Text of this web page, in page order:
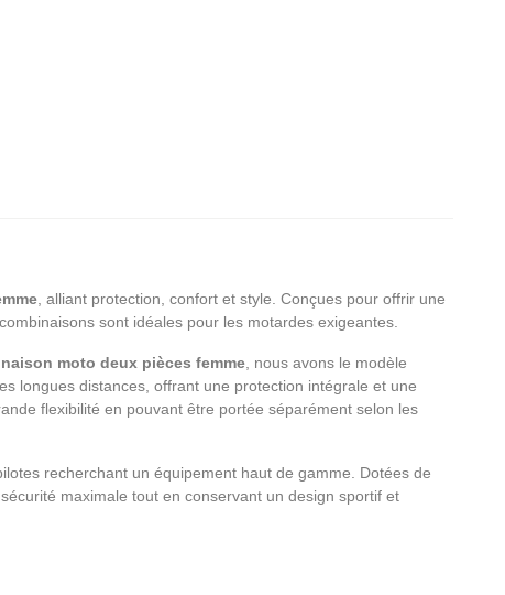
Lire l'article
Découvrez comment...
, alliant protection, confort et style. Conçues pour offrir une
sont idéales pour les motardes exigeantes.
moto deux pièces femme, nous avons le modèle
longues distances, offrant une protection intégrale et une
flexibilité en pouvant être portée séparément selon les
recherchant un équipement haut de gamme. Dotées de
maximale tout en conservant un design sportif et